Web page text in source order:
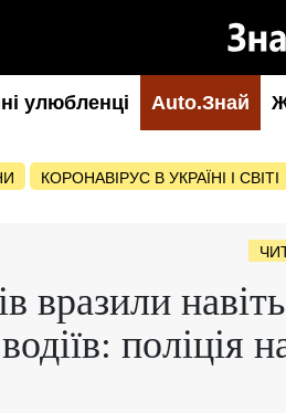
улюбленці Auto.Знай
КОРОНАВІРУС В УКРАЇНІ І СВІТІ
вразили навіть
поліція